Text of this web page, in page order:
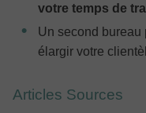
votre temps de
Un second bureau
élargir votre
Articles Sources